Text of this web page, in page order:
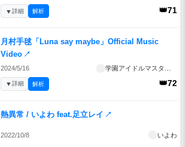
👑71
▼詳細 解析
月村手毬「Luna say maybe」Official Music
Video ↗
2024/5/16
👑72
▼詳細 解析
熱異常 / いよわ feat.足立レイ ↗
2022/10/8 いよわ